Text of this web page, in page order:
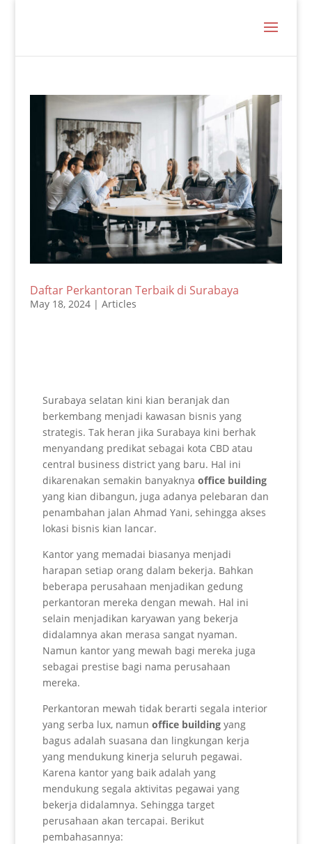
Daftar Perkantoran Terbaik di Surabaya
May 18, 2024| Articles
Surabaya selatan kini kian beranjak dan
berkembang menjadi kawasan bisnis yang
strategis. Tak heran jika Surabaya kini berhak
menyandang predikat sebagai kota CBD atau
central business district yang baru. Hal ini
dikarenakan semakin banyaknya office building
yang kian dibangun, juga adanya pelebaran dan
penambahan jalan Ahmad Yani, sehingga akses
lokasi bisnis kian lancar.
Kantor yang memadai biasanya menjadi
harapan setiap orang dalam bekerja. Bahkan
beberapa perusahaan menjadikan gedung
perkantoran mereka dengan mewah. Hal ini
selain menjadikan karyawan yang bekerja
didalamnya akan merasa sangat nyaman.
Namun kantor yang mewah bagi mereka juga
sebagai prestise bagi nama perusahaan
mereka.
Perkantoran mewah tidak berarti segala interior
yang serba lux, namun office buildingyang
bagus adalah suasana dan lingkungan kerja
yang mendukung kinerja seluruh pegawai.
Karena kantor yang baik adalah yang
mendukung segala aktivitas pegawai yang
bekerja didalamnya. Sehingga target
perusahaan akan tercapai. Berikut
pembahasannya: